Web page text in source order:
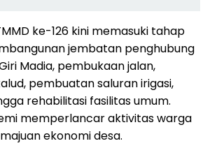
ke-126 kini memasuki tahap
jembatan penghubung
Madia, pembukaan jalan,
pembuatan saluran irigasi,
rehabilitasi fasilitas umum.
memperlancar aktivitas warga
ekonomi desa.